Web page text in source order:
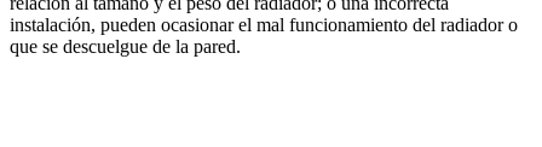
instalación, pueden ocasionar el mal funcionamiento del radiador o
que se descuelgue de la pared.